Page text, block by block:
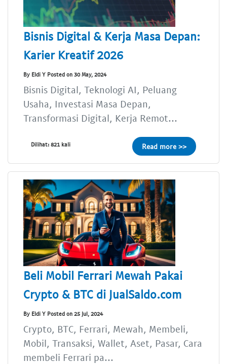
Bisnis Digital & Kerja Masa Depan:
Karier Kreatif 2026
By Eldi Y Posted on 30 May, 2024
Bisnis Digital, Teknologi AI, Peluang
Usaha, Investasi Masa Depan,
Transformasi Digital, Kerja Remot...
Dilihat: 821 kali Read more >>
Beli Mobil Ferrari Mewah Pakai
Crypto & BTC di JualSaldo.com
By Eldi Y Posted on 25 Jul, 2024
Crypto, BTC, Ferrari, Mewah, Membeli,
Mobil, Transaksi, Wallet, Aset, Pasar, Cara
membeli Ferrari pa...